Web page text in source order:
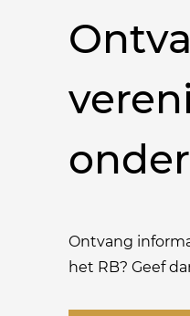
Ontvang
het RB? Geef